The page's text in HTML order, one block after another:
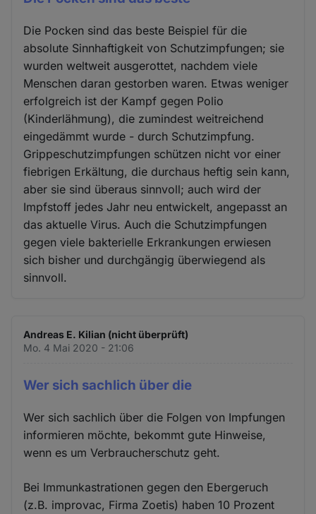
Die Pocken sind das beste Beispiel für die
absolute Sinnhaftigkeit von Schutzimpfungen; sie
wurden weltweit ausgerottet, nachdem viele
Menschen daran gestorben waren. Etwas weniger
erfolgreich ist der Kampf gegen Polio
(Kinderlähmung), die zumindest weitreichend
eingedämmt wurde - durch Schutzimpfung.
Grippeschutzimpfungen schützen nicht vor einer
fiebrigen Erkältung, die durchaus heftig sein kann,
aber sie sind überaus sinnvoll; auch wird der
Impfstoff jedes Jahr neu entwickelt, angepasst an
das aktuelle Virus. Auch die Schutzimpfungen
gegen viele bakterielle Erkrankungen erwiesen
sich bisher und durchgängig überwiegend als
sinnvoll.
Andreas E. Kilian (nicht überprüft)
Mo. 4 Mai 2020 - 21:06
Wer sich sachlich über die
Wer sich sachlich über die Folgen von Impfungen
informieren möchte, bekommt gute Hinweise,
wenn es um Verbraucherschutz geht.
Bei Immunkastrationen gegen den Ebergeruch
(z.B. improvac, Firma Zoetis) haben 10 Prozent